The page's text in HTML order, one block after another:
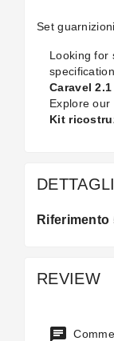
Set
Looking for
Caravel
Explore
Kit
DETTAGLI
Riferimento
REVIEW